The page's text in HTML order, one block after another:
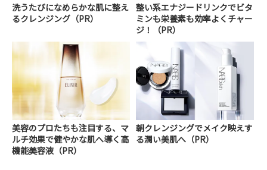
洗うたびになめらかな肌に整え
るクレンジング（PR）
整い系エナジードリンクでビタ
ミンも栄養素も効率よくチャー
ジ！（PR）
美容のプロたちも注目する、マ
ルチ効果で健やかな肌へ導く高
機能美容液（PR）
朝クレンジングでメイク映えす
る潤い美肌へ（PR）